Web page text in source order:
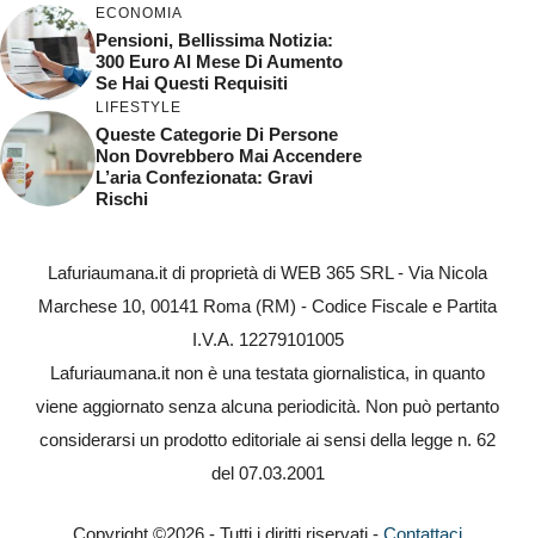
ECONOMIA
Pensioni, Bellissima Notizia:
300 Euro Al Mese Di Aumento
Se Hai Questi Requisiti
LIFESTYLE
Queste Categorie Di Persone
Non Dovrebbero Mai Accendere
L’aria Confezionata: Gravi
Rischi
Lafuriaumana.it di proprietà di WEB 365 SRL - Via Nicola
Marchese 10, 00141 Roma (RM) - Codice Fiscale e Partita
I.V.A. 12279101005
Lafuriaumana.it non è una testata giornalistica, in quanto
viene aggiornato senza alcuna periodicità. Non può pertanto
considerarsi un prodotto editoriale ai sensi della legge n. 62
del 07.03.2001
Copyright ©2026 - Tutti i diritti riservati - Contattaci